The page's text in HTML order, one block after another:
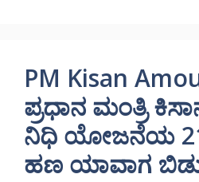
PM Kisan
ಪ್ರಧಾನ ಮಂತ್ರಿ
ನಿಧಿ ಯೋಜನೆಯ
ಹಣ ಯಾವಾಗ